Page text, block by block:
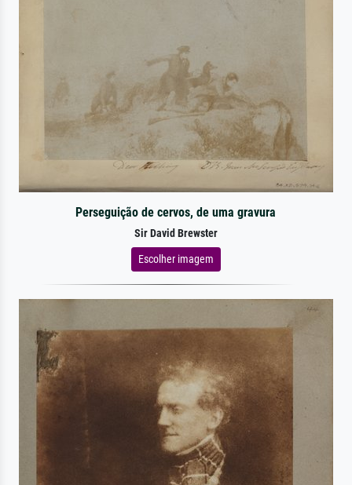
Perseguição de cervos, de uma gravura
Sir David Brewster
Escolher imagem